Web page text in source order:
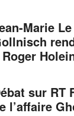
Marie
sur RT
l’affaire